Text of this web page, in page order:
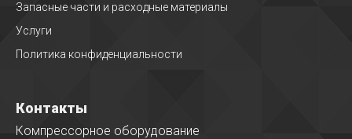
Запасные части и расходные материалы
Услуги
Политика конфиденциальности
Контакты
Компрессорное оборудование